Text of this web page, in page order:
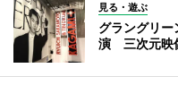
見る・遊ぶ
グラングリー
演 三次元映